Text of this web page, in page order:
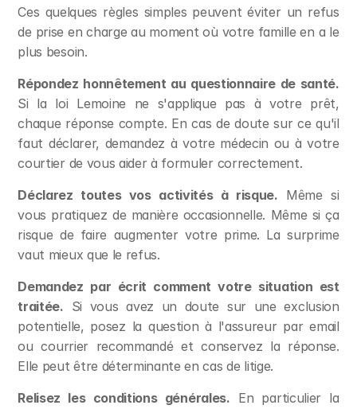
Ces quelques règles simples peuvent éviter un refus
de prise en charge au moment où votre famille en a le
plus besoin.
Répondez honnêtement au questionnaire de santé.
Si la loi Lemoine ne s'applique pas à votre prêt,
chaque réponse compte. En cas de doute sur ce qu'il
faut déclarer, demandez à votre médecin ou à votre
courtier de vous aider à formuler correctement.
Déclarez toutes vos activités à risque. Même si
vous pratiquez de manière occasionnelle. Même si ça
risque de faire augmenter votre prime. La surprime
vaut mieux que le refus.
Demandez par écrit comment votre situation est
traitée. Si vous avez un doute sur une exclusion
potentielle, posez la question à l'assureur par email
ou courrier recommandé et conservez la réponse.
Elle peut être déterminante en cas de litige.
Relisez les conditions générales. En particulier la